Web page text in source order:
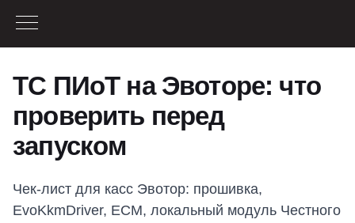
ТС ПИоТ на Эвоторе: что
проверить перед
запуском
Чек-лист для касс Эвотор: прошивка,
EvoKkmDriver, ЕСМ, локальный модуль Честного